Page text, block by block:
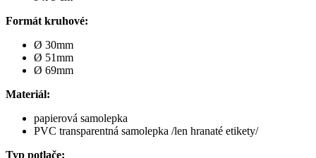
Formát kruhové:
Ø 30mm
Ø 51mm
Ø 69mm
Materiál:
papierová samolepka
PVC transparentná samolepka /len hranaté etikety/
Typ potlače: